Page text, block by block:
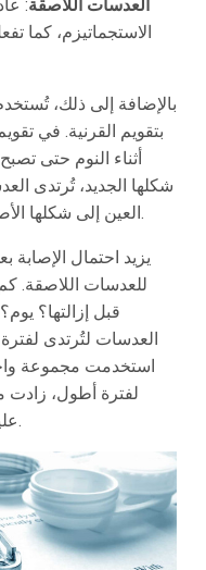
العدسات اللاصقة:
الاستجماتيزم، كما
بالإضافة إلى ذلك،
بتقويم القرنية. في
أثناء النوم حتى
شكلها الجديد، تُرتدى
العين إلى شكلها الأصلي وخطأ انكسارها إذا توقفت العلاج.
يزيد احتمال
للعدسات اللاصقة.
العدسات لتُرتدى
استخدمت مجموعة
لفترة أطول، زادت
.